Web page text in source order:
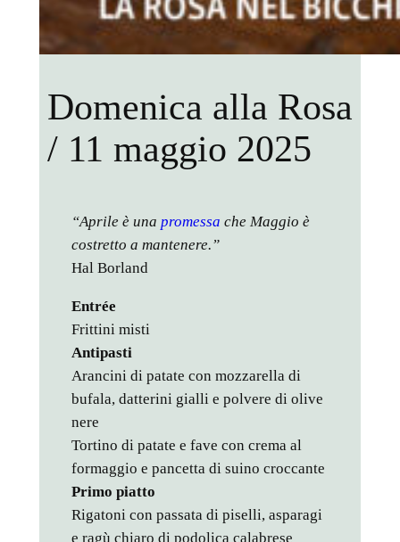
Domenica alla Rosa
/ 11 maggio 2025
“Aprile è una promessa che Maggio è
costretto a mantenere.”
Hal Borland
Entrée
Frittini misti
Antipasti
Arancini di patate con mozzarella di
bufala, datterini gialli e polvere di olive
nere
Tortino di patate e fave con crema al
formaggio e pancetta di suino croccante
Primo piatto
Rigatoni con passata di piselli, asparagi
e ragù chiaro di podolica calabrese